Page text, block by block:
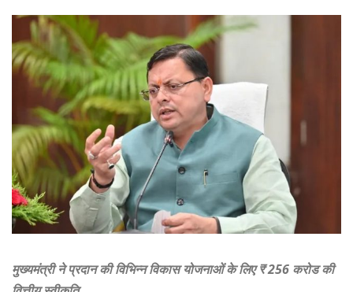
मुख्यमंत्री ने प्रदान की विभिन्न विकास योजनाओं के लिए ₹ 256 करोड की